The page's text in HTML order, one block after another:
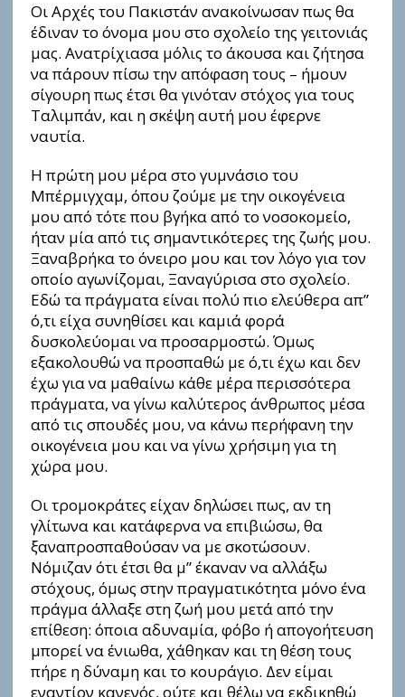
Οι Αρχές του Πακιστάν ανακοίνωσαν πως θα
έδιναν το όνομα μου στο σχολείο της γειτονιάς
μας. Ανατρίχιασα μόλις το άκουσα και ζήτησα
να πάρουν πίσω την απόφαση τους – ήμουν
σίγουρη πως έτσι θα γινόταν στόχος για τους
Ταλιμπάν, και η σκέψη αυτή μου έφερνε
ναυτία.
Η πρώτη μου μέρα στο γυμνάσιο του
Μπέρμιγχαμ, όπου ζούμε με την οικογένεια
μου από τότε που βγήκα από το νοσοκομείο,
ήταν μία από τις σημαντικότερες της ζωής μου.
Ξαναβρήκα το όνειρο μου και τον λόγο για τον
οποίο αγωνίζομαι, Ξαναγύρισα στο σχολείο.
Εδώ τα πράγματα είναι πολύ πιο ελεύθερα απ”
ό,τι είχα συνηθίσει και καμιά φορά
δυσκολεύομαι να προσαρμοστώ. Όμως
εξακολουθώ να προσπαθώ με ό,τι έχω και δεν
έχω για να μαθαίνω κάθε μέρα περισσότερα
πράγματα, να γίνω καλύτερος άνθρωπος μέσα
από τις σπουδές μου, να κάνω περήφανη την
οικογένεια μου και να γίνω χρήσιμη για τη
χώρα μου.
Οι τρομοκράτες είχαν δηλώσει πως, αν τη
γλίτωνα και κατάφερνα να επιβιώσω, θα
ξαναπροσπαθούσαν να με σκοτώσουν.
Νόμιζαν ότι έτσι θα μ” έκαναν να αλλάξω
στόχους, όμως στην πραγματικότητα μόνο ένα
πράγμα άλλαξε στη ζωή μου μετά από την
επίθεση: όποια αδυναμία, φόβο ή απογοήτευση
μπορεί να ένιωθα, χάθηκαν και τη θέση τους
πήρε η δύναμη και το κουράγιο. Δεν είμαι
εναντίον κανενός, ούτε και θέλω να εκδικηθώ